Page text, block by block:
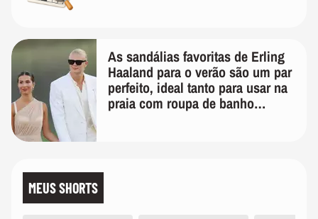
As sandálias favoritas de Erling
Haaland para o verão são um par
perfeito, ideal tanto para usar na
praia com roupa de banho
MEUS SHORTS